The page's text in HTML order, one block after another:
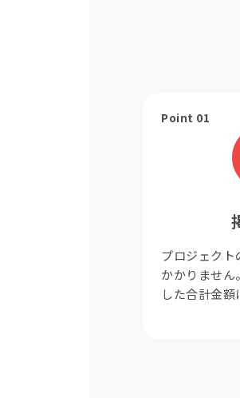
Point 01
プロジェク
かかりません
した合計金額